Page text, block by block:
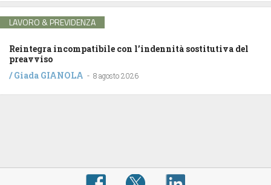
LAVORO & PREVIDENZA
Reintegra incompatibile con l’indennità sostitutiva del
preavviso
/Giada GIANOLA - 8 agosto 2026